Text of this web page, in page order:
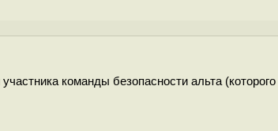
команды безопасности альта (которого